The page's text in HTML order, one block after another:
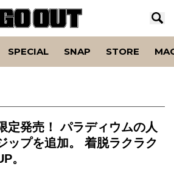
SPECIAL SNAP STORE
定発売！ パラディウムの人
ップを追加。 着脱ラクラク
。